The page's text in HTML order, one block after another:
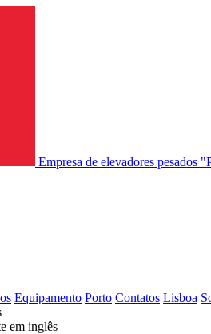
Empresa de elevadores pesados
Equipamento Porto Contatos Lisboa
em inglês